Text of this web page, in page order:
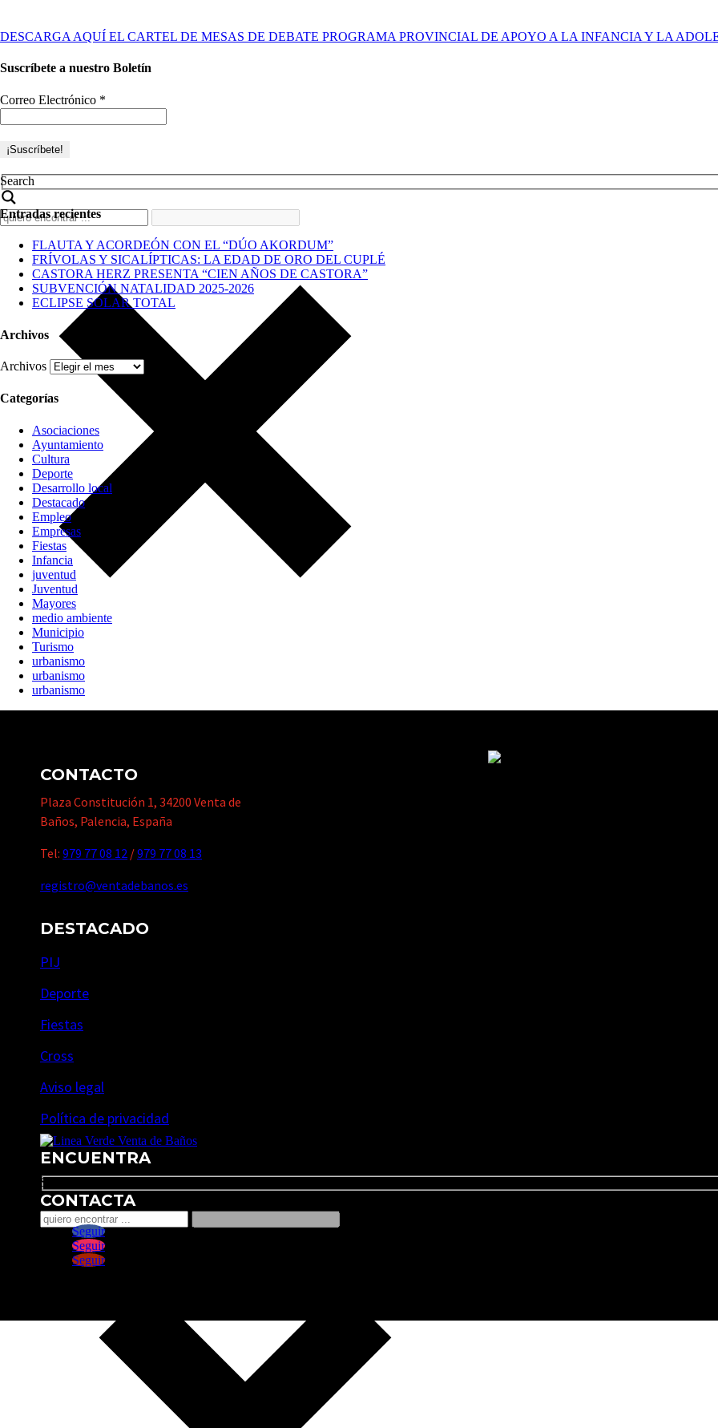
DESCARGA AQUÍ EL CARTEL DE MESAS DE DEBATE PROGRAMA PROVINCIAL DE APOYO A LA INFANCIA Y LA
Suscríbete a nuestro Boletín
Correo Electrónico *
Search
Entradas recientes
FLAUTA Y ACORDEÓN CON EL “DÚO AKORDUM”
FRÍVOLAS Y SICALÍPTICAS: LA EDAD DE ORO DEL CUPLÉ
CASTORA HERZ PRESENTA “CIEN AÑOS DE CASTORA”
SUBVENCIÓN NATALIDAD 2025-2026
ECLIPSE SOLAR TOTAL
Archivos
Archivos
Categorías
Asociaciones
Ayuntamiento
Cultura
Deporte
Desarrollo local
Destacado
Empleo
Empresas
Fiestas
Infancia
juventud
Juventud
Mayores
medio ambiente
Municipio
Turismo
urbanismo
urbanismo
urbanismo
CONTACTO
Plaza Constitución 1, 34200 Venta de
Baños, Palencia, España
Tel: 979 77 08 12 /979 77 08 13
registro@ventadebanos.es
DESTACADO
PIJ
Deporte
Fiestas
Cross
Aviso legal
Política de privacidad
ENCUENTRA
Search
CONTACTA
Seguir
Seguir
Seguir